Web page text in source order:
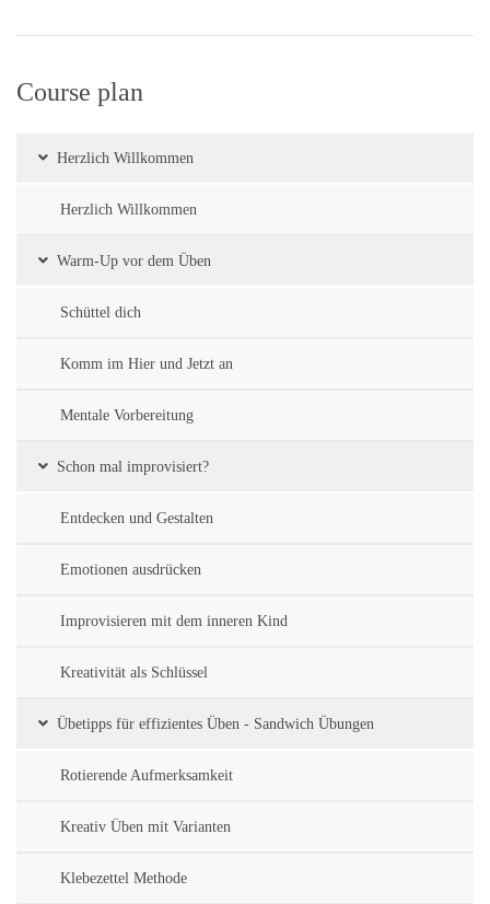
Course plan
Herzlich Willkommen
Herzlich Willkommen
Warm-Up vor dem Üben
Schüttel dich
Komm im Hier und Jetzt an
Mentale Vorbereitung
Schon mal improvisiert?
Entdecken und Gestalten
Emotionen ausdrücken
Improvisieren mit dem inneren Kind
Kreativität als Schlüssel
Übetipps für effizientes Üben - Sandwich Übungen
Rotierende Aufmerksamkeit
Kreativ Üben mit Varianten
Klebezettel Methode